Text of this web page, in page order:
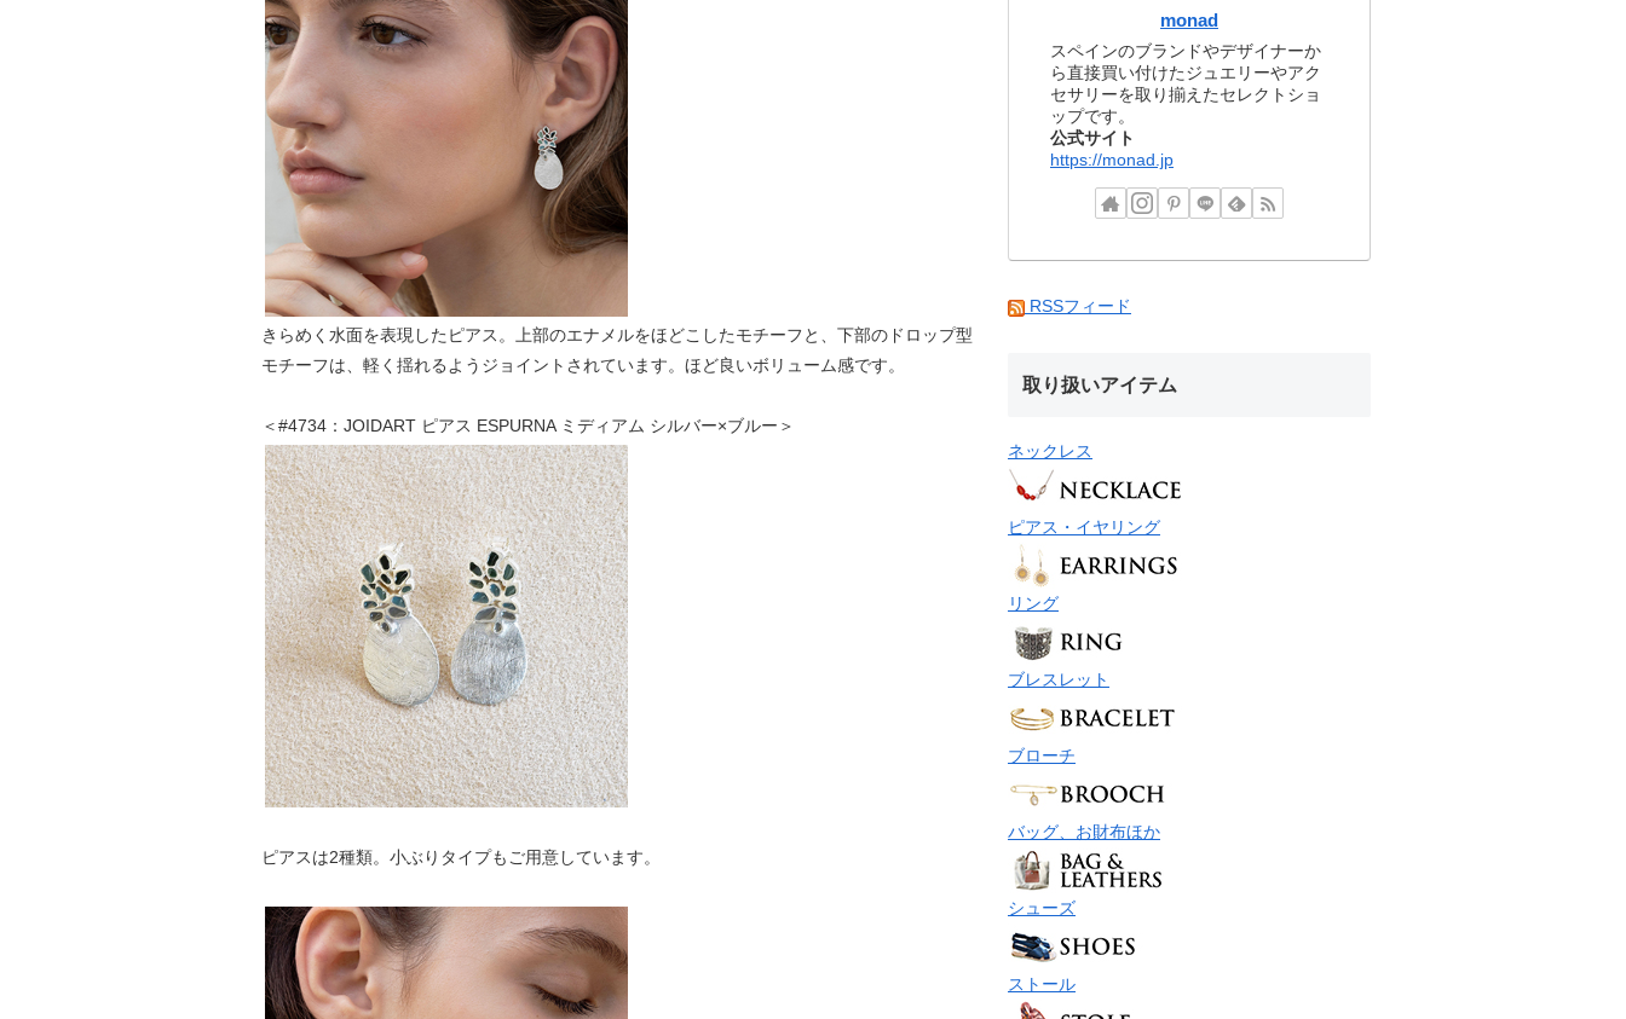
きらめく水面を表現したピアス。上部のエナメルをほどこしたモチーフと、下部のドロップ型
モチーフは、軽く揺れるようジョイントされています。ほど良いボリューム感です。
＜#4734：JOIDART ピアス ESPURNA ミディアム シルバー×ブルー＞
ピアスは2種類。小ぶりタイプもご用意しています。
monad
スペインのブランドやデザイナーか
ら直接買い付けたジュエリーやアク
セサリーを取り揃えたセレクトショ
ップです。
公式サイト
https://monad.jp
RSSフィード
取り扱いアイテム
ネックレス
ピアス・イヤリング
リング
ブレスレット
ブローチ
バッグ、お財布ほか
シューズ
ストール